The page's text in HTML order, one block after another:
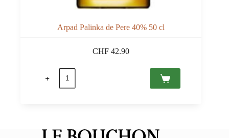
Arpad Palinka de Pere 40% 50 cl
CHF 42.90
Arpad
Palinka
de
quantità